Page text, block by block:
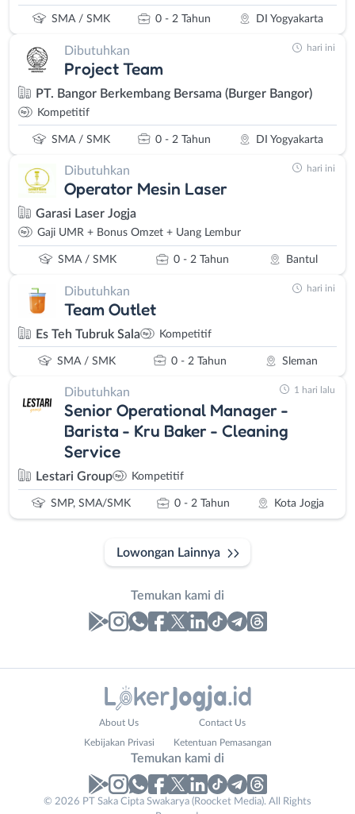
SMA / SMK 0 - 2 Tahun DI Yogyakarta
Dibutuhkan
Project Team
PT. Bangor Berkembang Bersama (Burger Bangor)
Kompetitif
SMA / SMK 0 - 2 Tahun DI Yogyakarta
hari ini
Dibutuhkan
Operator Mesin Laser
Garasi Laser Jogja
Gaji UMR + Bonus Omzet + Uang Lembur
SMA / SMK 0 - 2 Tahun Bantul
hari ini
Dibutuhkan
Team Outlet
Es Teh Tubruk Sala Kompetitif
SMA / SMK 0 - 2 Tahun Sleman
hari ini
Dibutuhkan
Senior Operational Manager -
Barista - Kru Baker - Cleaning
Service
Lestari Group Kompetitif
SMP, SMA/SMK 0 - 2 Tahun Kota Jogja
1 hari lalu
Lowongan Lainnya
Temukan kami di
No. Telp /
About Us Contact Us
Kebijakan Privasi Ketentuan Pemasangan
Temukan kami di
© 2026 PT Saka Cipta Swakarya (Roocket Media). All Rights